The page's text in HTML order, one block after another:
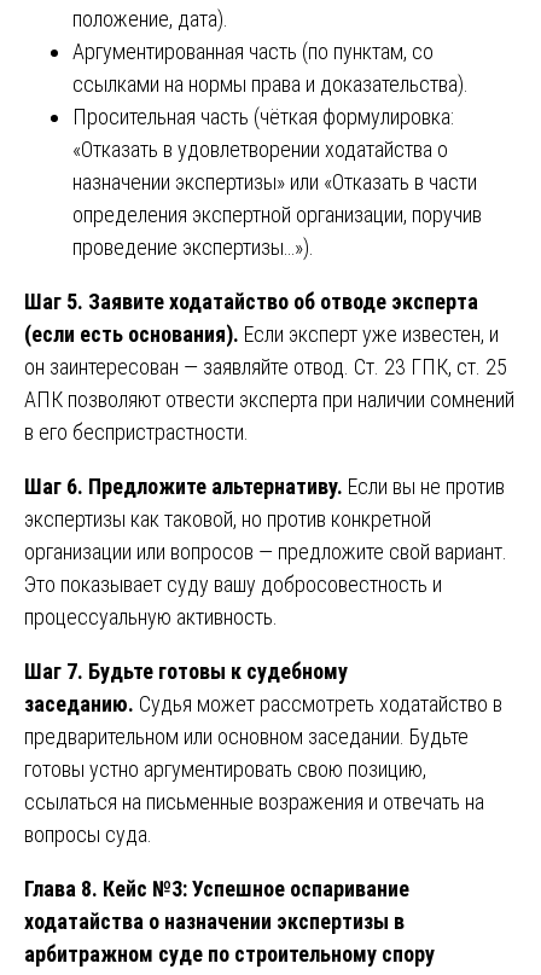
положение, дата).
Аргументированная часть (по пунктам, со
ссылками на нормы права и доказательства).
Просительная часть (чёткая формулировка:
«Отказать в удовлетворении ходатайства о
назначении экспертизы» или «Отказать в части
определения экспертной организации, поручив
проведение экспертизы…»).
Шаг 5. Заявите ходатайство об отводе эксперта
(если есть основания). Если эксперт уже известен, и
он заинтересован — заявляйте отвод. Ст. 23 ГПК, ст. 25
АПК позволяют отвести эксперта при наличии сомнений
в его беспристрастности.
Шаг 6. Предложите альтернативу. Если вы не против
экспертизы как таковой, но против конкретной
организации или вопросов — предложите свой вариант.
Это показывает суду вашу добросовестность и
процессуальную активность.
Шаг 7. Будьте готовы к судебному
заседанию. Судья может рассмотреть ходатайство в
предварительном или основном заседании. Будьте
готовы устно аргументировать свою позицию,
ссылаться на письменные возражения и отвечать на
вопросы суда.
Глава 8. Кейс №3: Успешное оспаривание
ходатайства о назначении экспертизы в
арбитражном суде по строительному спору